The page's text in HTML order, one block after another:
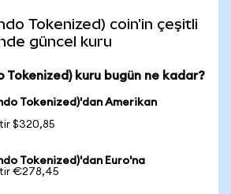
Tokenized) coin'in çeşitli
güncel kuru
Tokenized) kuru bugün ne kadar?
Tokenized)'dan Amerikan
$320,85
Tokenized)'dan Euro'na
€278,45